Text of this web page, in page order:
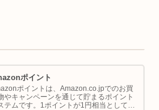
ポイント
ポイントは、Amazon.co.jpでのお買
やキャンペーンを通じて貯まるポイント
テムです。1ポイントが1円相当として、